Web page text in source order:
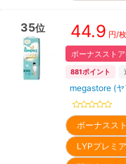
35位 44.9 円/枚
ボーナススト
881ポイント
megastore (
ボーナスス
LYPプレミ